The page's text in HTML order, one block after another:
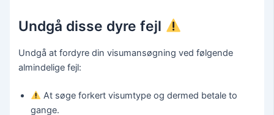
Undgå disse dyre fejl
Undgå at fordyre din visumansøgning ved følgende
almindelige fejl:
At søge forkert visumtype og dermed betale to
gange.